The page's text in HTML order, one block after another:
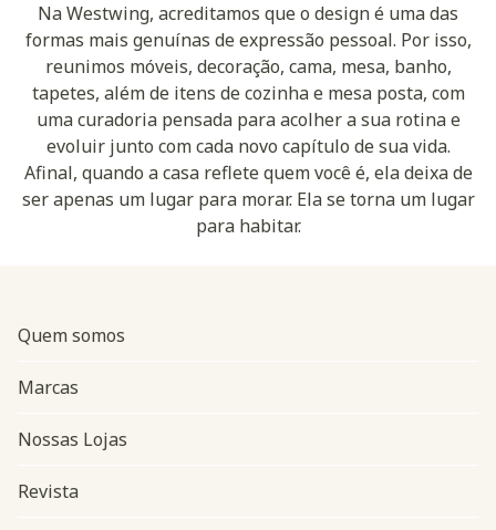
Na Westwing, acreditamos que o design é uma das
formas mais genuínas de expressão pessoal. Por isso,
reunimos móveis, decoração, cama, mesa, banho,
tapetes, além de itens de cozinha e mesa posta, com
uma curadoria pensada para acolher a sua rotina e
evoluir junto com cada novo capítulo de sua vida.
Afinal, quando a casa reflete quem você é, ela deixa de
ser apenas um lugar para morar. Ela se torna um lugar
para habitar.
Quem somos
Marcas
Nossas Lojas
Revista